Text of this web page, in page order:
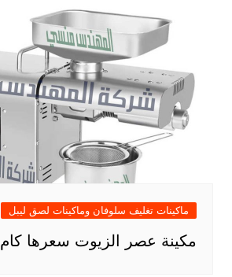
ماكينات تغليف سلوفان وماكينات لصق ليبل
مكينة عصر الزيوت سعرها كام